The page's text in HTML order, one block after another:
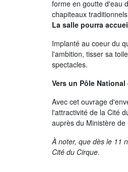
forme en goutte d'eau
chapiteaux
La salle pourra
Implanté au coeur du
l'ambition, tisser sa
spectacles.
Vers un Pôle
Avec cet ouvrage
l'attractivité de la Cité
auprès du Ministère de
À noter, que dès le 11
Cité du Cirque.